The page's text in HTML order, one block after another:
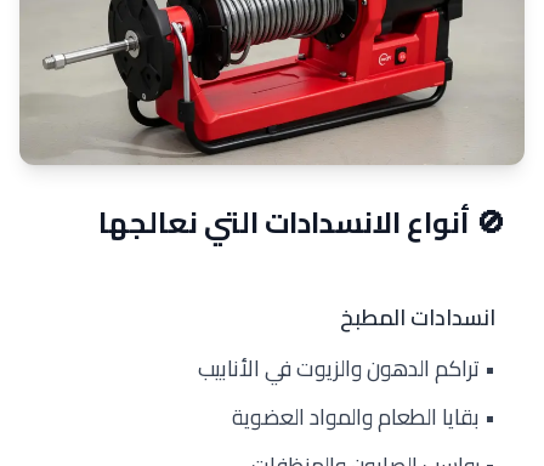
🚫 أنواع الانسدادات التي نعالجها
انسدادات المطبخ
• تراكم الدهون والزيوت في الأنابيب
• بقايا الطعام والمواد العضوية